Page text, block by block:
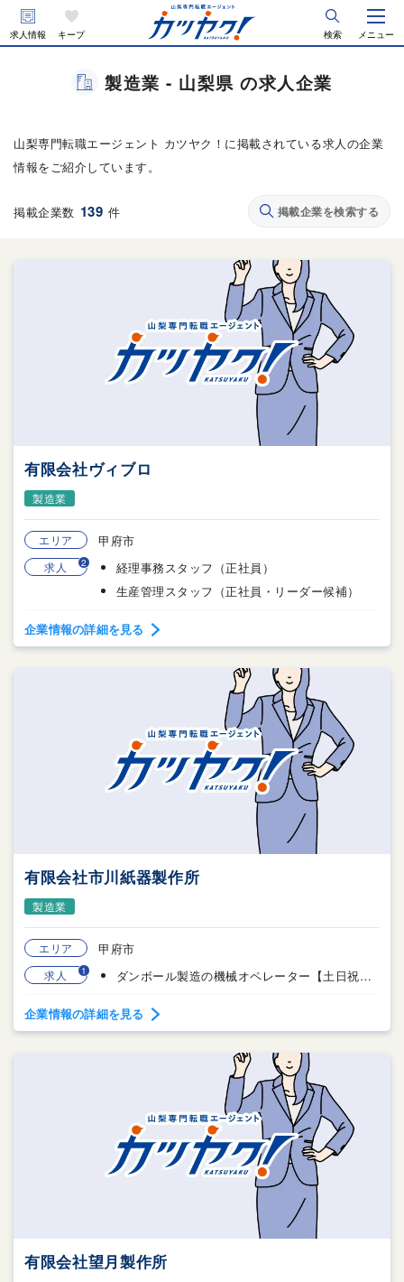
求人情報 キープ 検索 メニュー
製造業 - 山梨県 の求人企業
山梨専門転職エージェント カツヤク！に掲載されている求人の企業
情報をご紹介しています。
掲載企業数 139 件 掲載企業を検索する
有限会社ヴィブロ
製造業
エリア 甲府市
求人 2
経理事務スタッフ（正社員）
生産管理スタッフ（正社員・リーダー候補）
企業情報の詳細を見る
有限会社市川紙器製作所
製造業
エリア 甲府市
求人 1 ダンボール製造の機械オペレーター【土日祝日休み】
企業情報の詳細を見る
有限会社望月製作所